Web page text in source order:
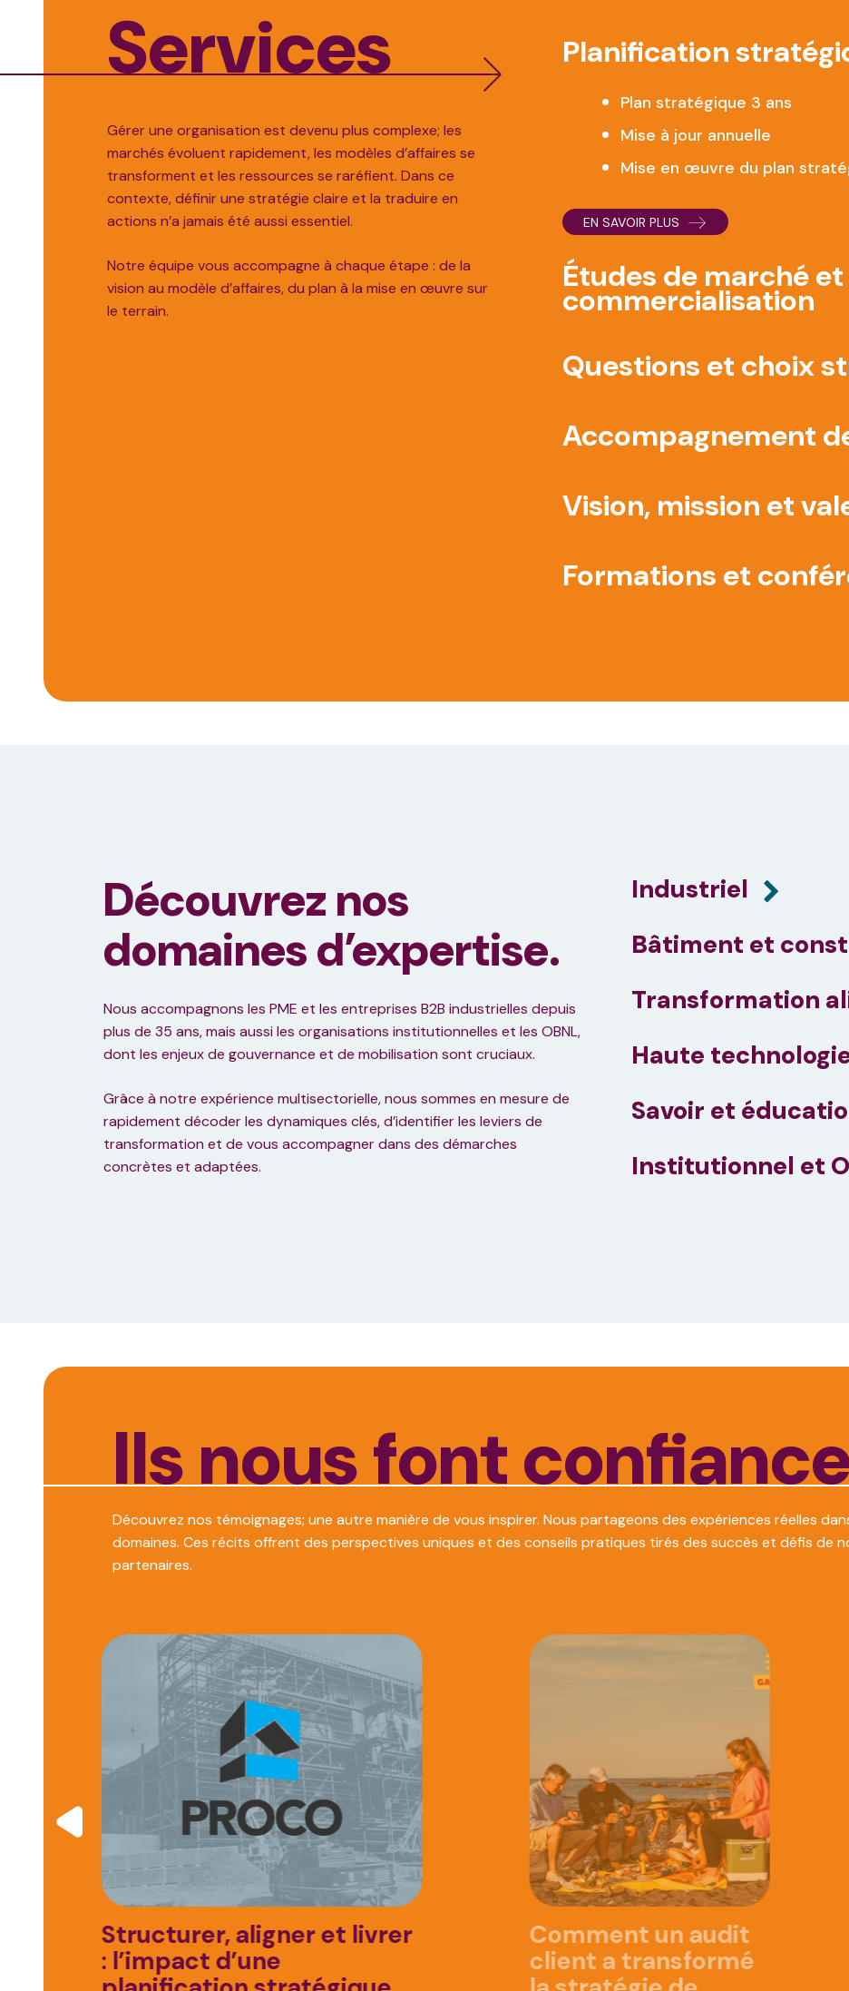
Services
Gérer une organisation est devenu plus complexe; les
marchés évoluent rapidement, les modèles d’affaires se
transforment et les ressources se raréfient. Dans ce
contexte, définir une stratégie claire et la traduire en
actions n’a jamais été aussi essentiel.
Notre équipe vous accompagne à chaque étape : de la
vision au modèle d’affaires, du plan à la mise en œuvre sur
le terrain.
Planification
Plan stratégique 3 ans
Mise à jour annuelle
Mise en œuvre du plan
EN SAVOIR PLUS
Études de marché et
commercialisation
Questions et choix
Accompagnement
Vision, mission et
Formations et
Découvrez nos
domaines d’expertise.
Nous accompagnons les PME et les entreprises B2B industrielles depuis
plus de 35 ans, mais aussi les organisations institutionnelles et les OBNL,
dont les enjeux de gouvernance et de mobilisation sont cruciaux.
Grâce à notre expérience multisectorielle, nous sommes en mesure de
rapidement décoder les dynamiques clés, d’identifier les leviers de
transformation et de vous accompagner dans des démarches
concrètes et adaptées.
Industriel
Bâtiment et
Transformation
Haute
Savoir et
Institutionnel et
Ils nous font
Découvrez nos témoignages; une autre manière de vous inspirer. Nous partageons des expériences réelles
domaines. Ces récits offrent des perspectives uniques et des conseils pratiques tirés des succès et défis de
partenaires.
Structurer, aligner et livrer
: l’impact d’une
Comment un audit
client a transformé